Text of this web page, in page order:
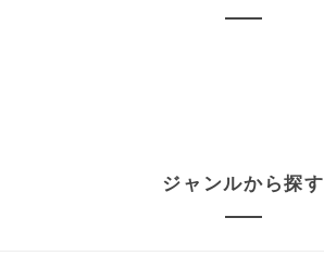
ジャンルから探す